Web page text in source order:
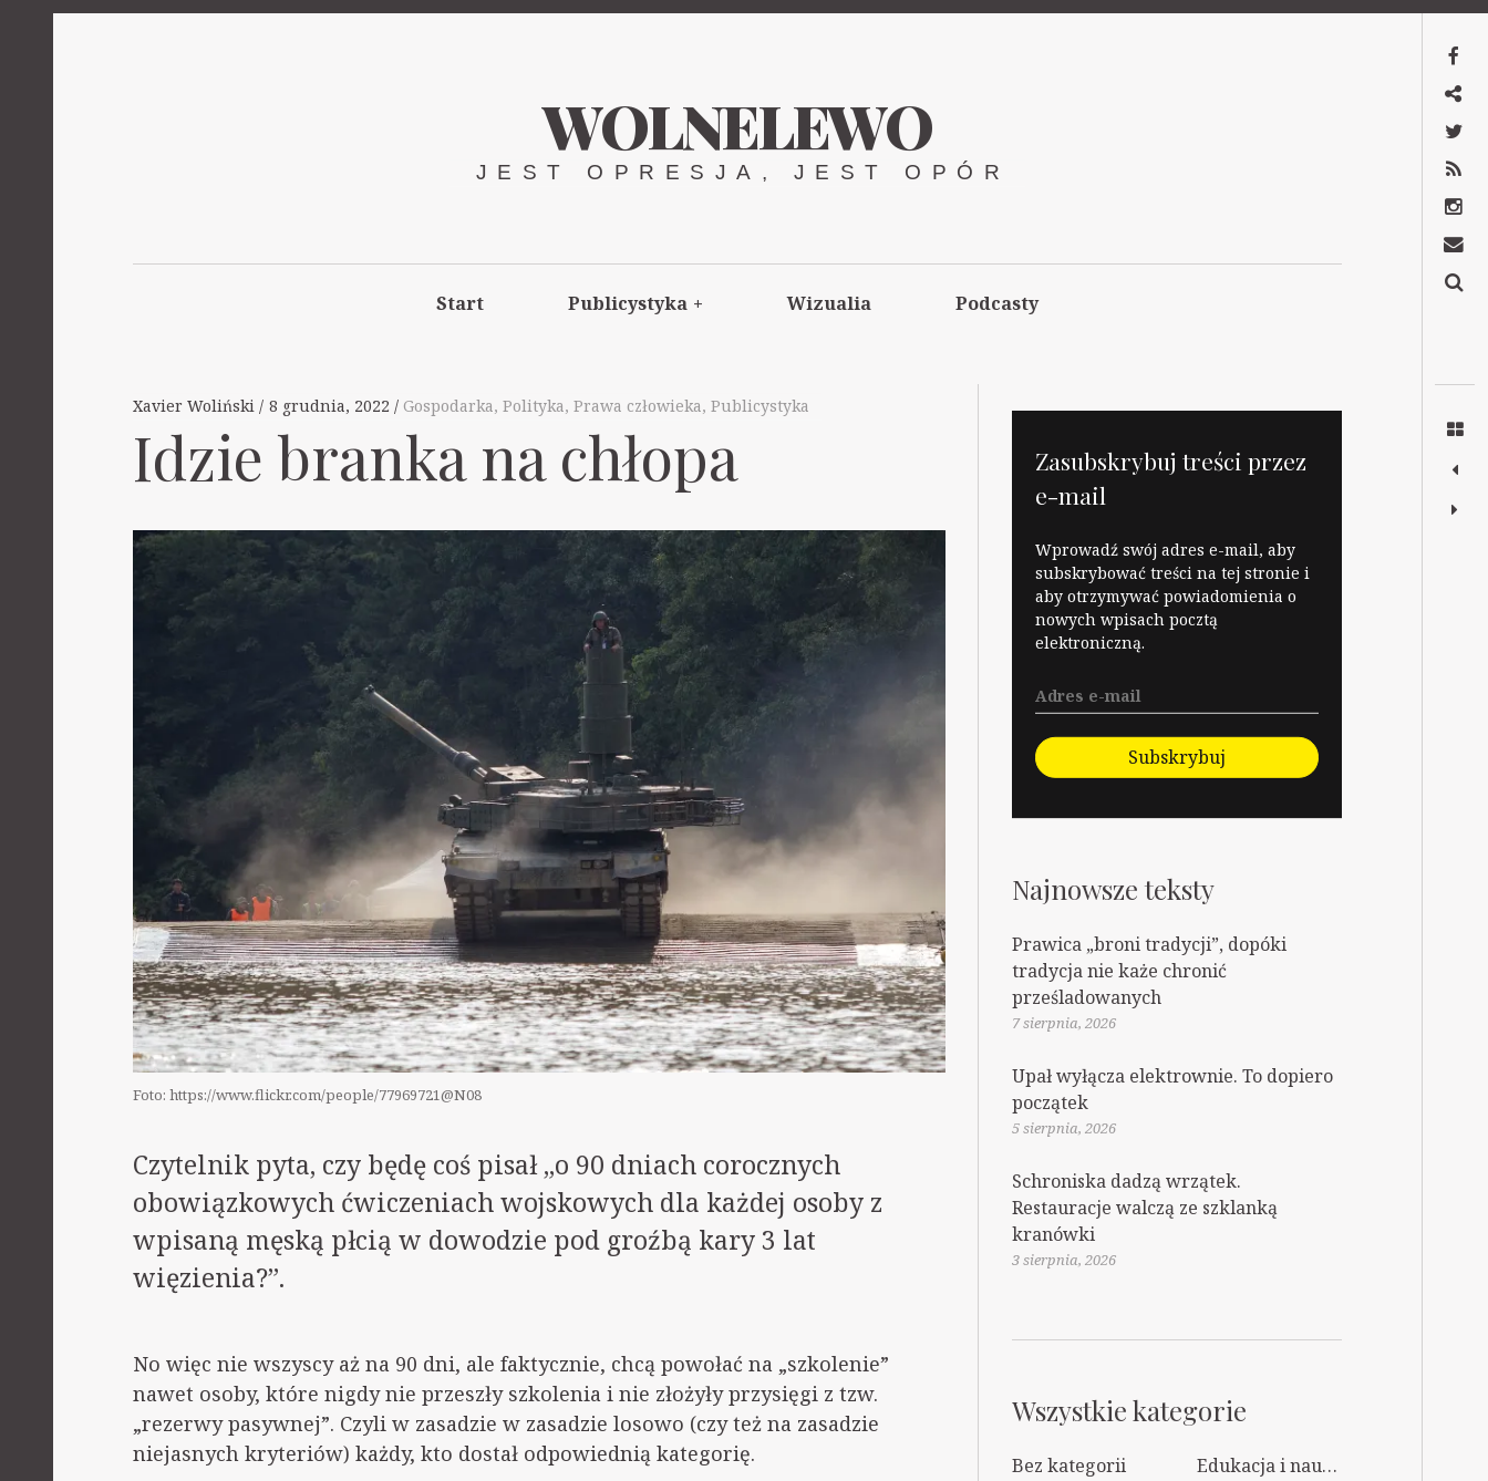
WOLNELEWO
JEST OPRESJA, JEST OPÓR
Start Publicystyka + Wizualia Podcasty
Xavier Woliński 8 grudnia, 2022 Gospodarka, Polityka, Prawa człowieka, Publicystyka
Idzie branka na chłopa
Foto: https://www.flickr.com/people/77969721@N08
Czytelnik pyta, czy będę coś pisał „o 90 dniach corocznych
obowiązkowych ćwiczeniach wojskowych dla każdej osoby z
wpisaną męską płcią w dowodzie pod groźbą kary 3 lat
więzienia?”.
No więc nie wszyscy aż na 90 dni, ale faktycznie, chcą powołać na „szkolenie”
nawet osoby, które nigdy nie przeszły szkolenia i nie złożyły przysięgi z tzw.
„rezerwy pasywnej”. Czyli w zasadzie w zasadzie losowo (czy też na zasadzie
niejasnych kryteriów) każdy, kto dostał odpowiednią kategorię.
Zasubskrybuj treści przez
e-mail
Wprowadź swój adres e-mail, aby
subskrybować treści na tej stronie i
aby otrzymywać powiadomienia o
nowych wpisach pocztą
elektroniczną.
Subskrybuj
Najnowsze teksty
Prawica „broni tradycji”, dopóki
tradycja nie każe chronić
prześladowanych
7 sierpnia, 2026
Upał wyłącza elektrownie. To dopiero
początek
5 sierpnia, 2026
Schroniska dadzą wrzątek.
Restauracje walczą ze szklanką
kranówki
3 sierpnia, 2026
Wszystkie kategorie
Bez kategorii
Edukacja i nauka